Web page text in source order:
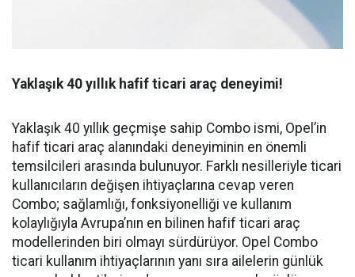
Yaklaşık 40 yıllık hafif ticari araç deneyimi!
Yaklaşık 40 yıllık geçmişe sahip Combo ismi, Opel’in
hafif ticari araç alanındaki deneyiminin en önemli
temsilcileri arasında bulunuyor. Farklı nesilleriyle ticari
kullanıcıların değişen ihtiyaçlarına cevap veren
Combo; sağlamlığı, fonksiyonelliği ve kullanım
kolaylığıyla Avrupa’nın en bilinen hafif ticari araç
modellerinden biri olmayı sürdürüyor. Opel Combo
ticari kullanım ihtiyaçlarının yanı sıra ailelerin günlük